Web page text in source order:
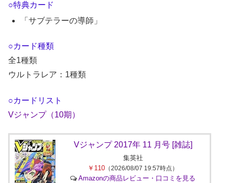
○特典カード
「サブテラーの導師」
○カード種類
全1種類
ウルトラレア：1種類
○カードリスト
Vジャンプ（10期）
Vジャンプ 2017年 11 月号 [雑誌]
集英社
￥110 （2026/08/07 19:57時点）
Amazonの商品レビュー・口コミを見る